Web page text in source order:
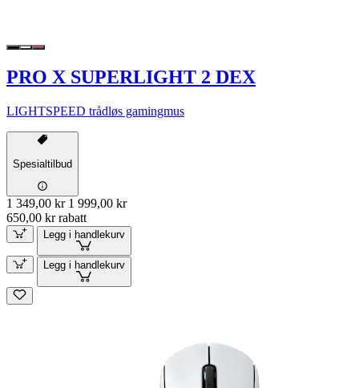
PRO X SUPERLIGHT 2 DEX
LIGHTSPEED trådløs gamingmus
Spesialtilbud
1 349,00 kr 1 999,00 kr
650,00 kr rabatt
Legg i handlekurv
Legg i handlekurv